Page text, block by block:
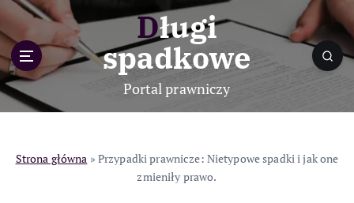
p
o
c
Długi
spadkowe
Portal prawniczy
Strona główna » Przypadki prawnicze: Nietypowe spadki i jak one
zmieniły prawo.